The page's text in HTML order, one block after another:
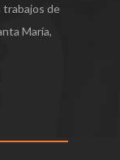
de
María,